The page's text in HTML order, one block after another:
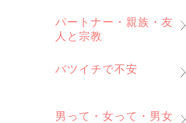
パートナー・親族・友
人と宗教
バツイチで不安
男って・女って・男女